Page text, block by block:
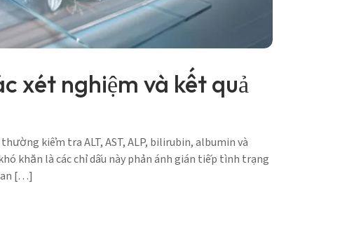
xét nghiệm và kết quả
kiểm tra ALT, AST, ALP, bilirubin, albumin và
khăn là các chỉ dấu này phản ánh gián tiếp tình trạng
[…]